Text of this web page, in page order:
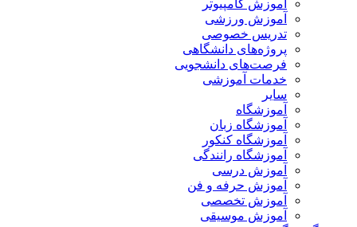
آموزش کامپیوتر
آموزش ورزشی
تدریس خصوصی
پروژه‌های دانشگاهی
فرصت‌های دانشجویی
خدمات آموزشی
سایر
آموزشگاه
آموزشگاه زبان
آموزشگاه کنکور
آموزشگاه رانندگی
آموزش درسی
آموزش حرفه و فن
آموزش تخصصی
آموزش موسیقی